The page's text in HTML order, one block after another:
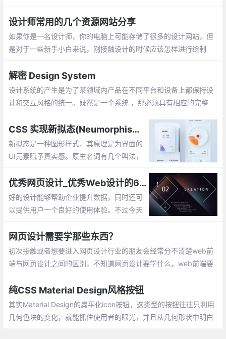
设计师常用的几个资源网站分享
如果你是一名设计师，你的电脑上可能存储了很多的设计网站，但
是对于一些新手小白来说，刚接触设计的时候应该怎样进行绘制
计网站
解密 Design System
设计系统的产生是为了某领域内产品在不同平台和设备上都保持设
计和交互风格的统一。既然是一个系统 ，那必须具有相应的完整
CSS 实现新拟态(Neumorphism) UI 风格
新拟态是一种图形样式，其原理是为界面的
UI元素赋予真实感。原生名词有几个叫法，
或者是软ui。国内的翻译叫，新拟物风格。
Neumorphism，是New +Skeuomorphism
的组合词
优秀网页设计_优秀Web设计的69条设计原则
好的设计能够帮助企业提升数据，同时还可
以提供用户一个良好的使用体验。不过今天
计原则。
网页设计需要学那些东西？
初次接触或者想要进入网页设计行业的朋友会经常分不清楚web前
端与网页设计之间的区别，不知道网页设计要学什么，web前端要
纯CSS Material Design风格按钮
其实Material Design的扁平化icon按钮，这类型的按钮往往只利用
几何色块的变化，就能抓住使用者的眼光，并且从几何形状中明白